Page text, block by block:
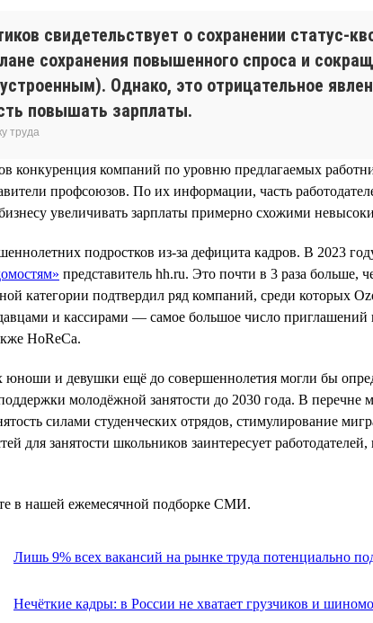
свидетельствует о сохранении статус-
сохранения повышенного спроса и
Однако, это отрицательное
повышать зарплаты.
труда
конкуренция компаний по уровню предлагаемых
профсоюзов. По их информации, часть
увеличивать зарплаты примерно схожими
подростков из-за дефицита кадров. В 2023
представитель hh.ru. Это почти в 3 раза больше,
категории подтвердил ряд компаний, среди
и кассирами — самое большое число
HoReCa.
юноши и девушки ещё до совершеннолетия могли бы
молодёжной занятости до 2030 года. В
силами студенческих отрядов, стимулирование
для занятости школьников заинтересует
в нашей ежемесячной подборке СМИ.
Лишь 9% всех вакансий на рынке труда потенциально
Нечёткие кадры: в России не хватает грузчиков и